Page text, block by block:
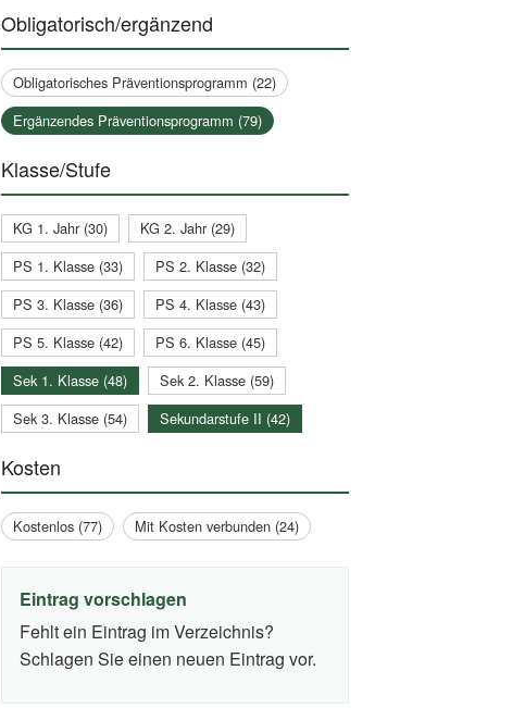
Obligatorisch/ergänzend
Obligatorisches Präventionsprogramm (22)
Ergänzendes Präventionsprogramm (79)
Klasse/Stufe
KG 1. Jahr (30)
KG 2. Jahr (29)
PS 1. Klasse (33)
PS 2. Klasse (32)
PS 3. Klasse (36)
PS 4. Klasse (43)
PS 5. Klasse (42)
PS 6. Klasse (45)
Sek 1. Klasse (48)
Sek 2. Klasse (59)
Sek 3. Klasse (54)
Sekundarstufe II (42)
Kosten
Kostenlos (77) Mit Kosten verbunden (24)
Eintrag vorschlagen
Fehlt ein Eintrag im Verzeichnis?
Schlagen Sie einen neuen Eintrag vor.